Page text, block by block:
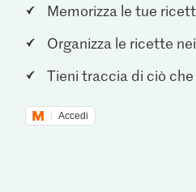
Memorizza le tue
Organizza le ricette
Tieni traccia di ciò
Accedi